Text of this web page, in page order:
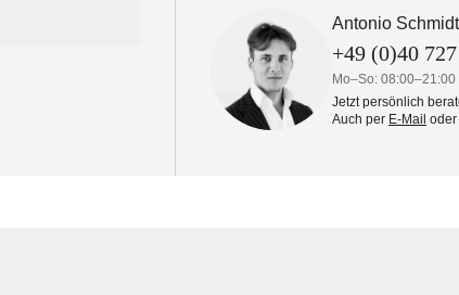
Ladetablett - kabellos
Antonio Schmidt
+49 (0)40
Mo–So: 08:00–21:00
Jetzt persönlich
Auch per E-Mail